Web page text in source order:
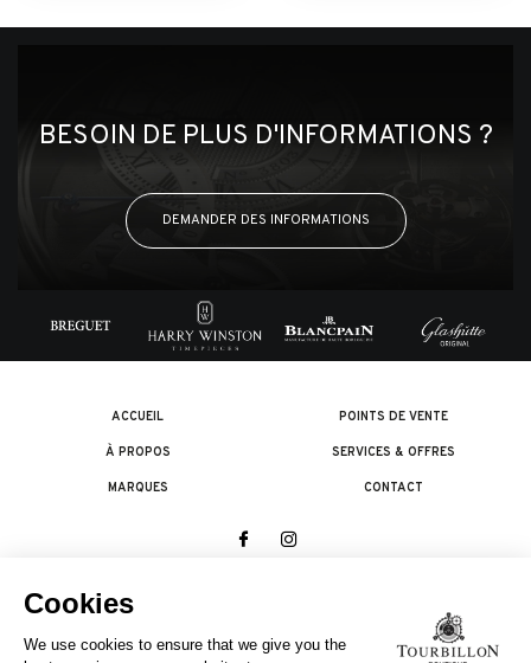
BESOIN DE PLUS D'INFORMATIONS ?
DEMANDER DES INFORMATIONS
ACCUEIL
À PROPOS
MARQUES
POINTS DE VENTE
SERVICES & OFFRES
CONTACT